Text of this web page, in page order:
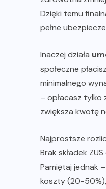
Dzięki temu
pełne
Inaczej działa
społeczne
minimalnego
– opłacasz
zwiększa kwotę
Najprostsze
Brak składek
Pamiętaj jednak
koszty (20-